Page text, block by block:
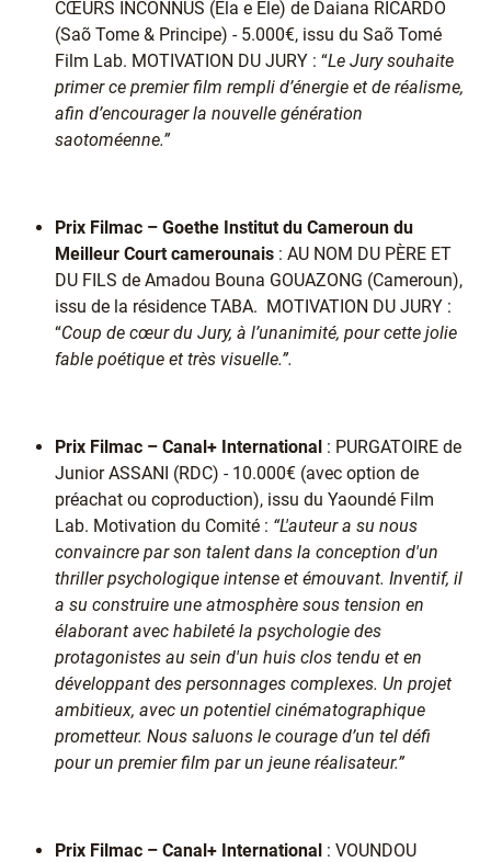
CŒURS INCONNUS (Ela e Ele) de Daiana RICARDO
(Saõ Tome & Principe) - 5.000€, issu du Saõ Tomé
Film Lab. MOTIVATION DU JURY : “Le Jury souhaite
primer ce premier film rempli d’énergie et de réalisme,
afin d’encourager la nouvelle génération
saotoméenne.”
Prix Filmac – Goethe Institut du Cameroun du
Meilleur Court camerounais : AU NOM DU PÈRE ET
DU FILS de Amadou Bouna GOUAZONG (Cameroun),
issu de la résidence TABA. MOTIVATION DU JURY :
“Coup de cœur du Jury, à l’unanimité, pour cette jolie
fable poétique et très visuelle.”.
Prix Filmac – Canal+ International : PURGATOIRE de
Junior ASSANI (RDC) - 10.000€ (avec option de
préachat ou coproduction), issu du Yaoundé Film
Lab. Motivation du Comité : “L'auteur a su nous
convaincre par son talent dans la conception d'un
thriller psychologique intense et émouvant. Inventif, il
a su construire une atmosphère sous tension en
élaborant avec habileté la psychologie des
protagonistes au sein d'un huis clos tendu et en
développant des personnages complexes. Un projet
ambitieux, avec un potentiel cinématographique
prometteur. Nous saluons le courage d’un tel défi
pour un premier film par un jeune réalisateur.”
Prix Filmac – Canal+ International : VOUNDOU